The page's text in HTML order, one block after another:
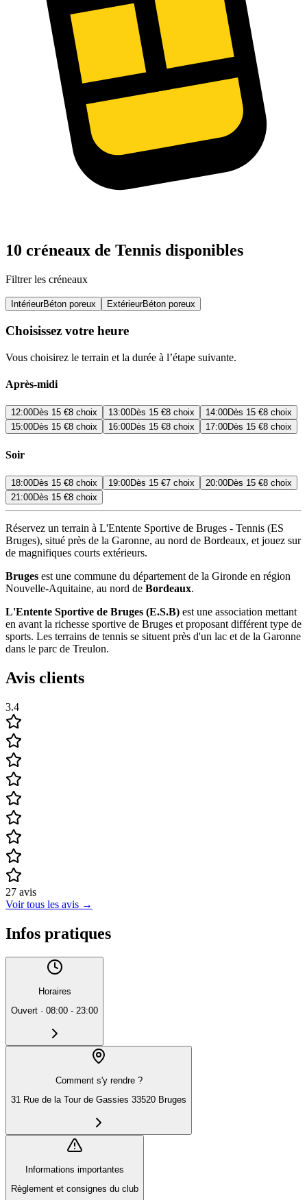
10 créneaux de Tennis disponibles
Filtrer les créneaux
IntérieurBéton poreux ExtérieurBéton poreux
Choisissez votre heure
Vous choisirez le terrain et la durée à l’étape suivante.
Après-midi
12:00Dès 15 €8 choix 13:00Dès 15 €8 choix 14:00Dès 15 €8 choix
15:00Dès 15 €8 choix 16:00Dès 15 €8 choix 17:00Dès 15 €8 choix
Soir
18:00Dès 15 €8 choix 19:00Dès 15 €7 choix 20:00Dès 15 €8 choix
21:00Dès 15 €8 choix
Réservez un terrain à L'Entente Sportive de Bruges - Tennis (ES
Bruges), situé près de la Garonne, au nord de Bordeaux, et jouez sur
de magnifiques courts extérieurs.
Bruges est une commune du département de la Gironde en région
Nouvelle-Aquitaine, au nord de Bordeaux.
L'Entente Sportive de Bruges (E.S.B) est une association mettant
en avant la richesse sportive de Bruges et proposant différent type de
sports. Les terrains de tennis se situent près d'un lac et de la Garonne
dans le parc de Treulon.
Avis clients
3.4
27 avis
Voir tous les avis →
Infos pratiques
Horaires
Ouvert · 08:00 - 23:00
Comment s'y rendre ?
31 Rue de la Tour de Gassies 33520 Bruges
Informations importantes
Règlement et consignes du club